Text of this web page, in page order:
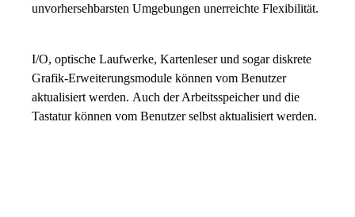
unvorhersehbarsten Umgebungen unerreichte Flexibilität.
I/O, optische Laufwerke, Kartenleser und sogar diskrete
Grafik-Erweiterungsmodule können vom Benutzer
aktualisiert werden. Auch der Arbeitsspeicher und die
Tastatur können vom Benutzer selbst aktualisiert werden.